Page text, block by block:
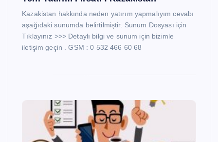
Kazakistan hakkında neden yatırım yapmalıyım cevabı
aşağıdaki sunumda belirtilmiştir. Sunum Dosyası için
Tıklayınız >>> Detaylı bilgi ve sunum için bizimle
iletişim geçin . GSM : 0 532 466 60 68